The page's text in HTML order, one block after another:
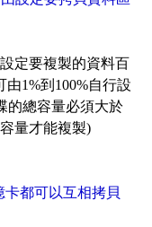
定要複製的資料百
1%到100%自行設
的總容量必須大於
量才能複製)
卡都可以互相拷貝